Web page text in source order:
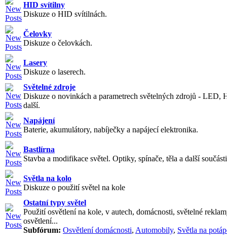
HID svítilny
Diskuze o HID svítilnách.
Čelovky
Diskuze o čelovkách.
Lasery
Diskuze o laserech.
Světelné zdroje
Diskuze o novinkách a parametrech světelných zdrojů - LED,
další.
Napájení
Baterie, akumulátory, nabíječky a napájecí elektronika.
Bastlírna
Stavba a modifikace světel. Optiky, spínače, těla a další
Světla na kolo
Diskuze o použití světel na kole
Ostatní typy světel
Použití osvětlení na kole, v autech, domácnosti, světelné
osvětlení...
Subfórum: Osvětlení domácnosti, Automobily, Světla na